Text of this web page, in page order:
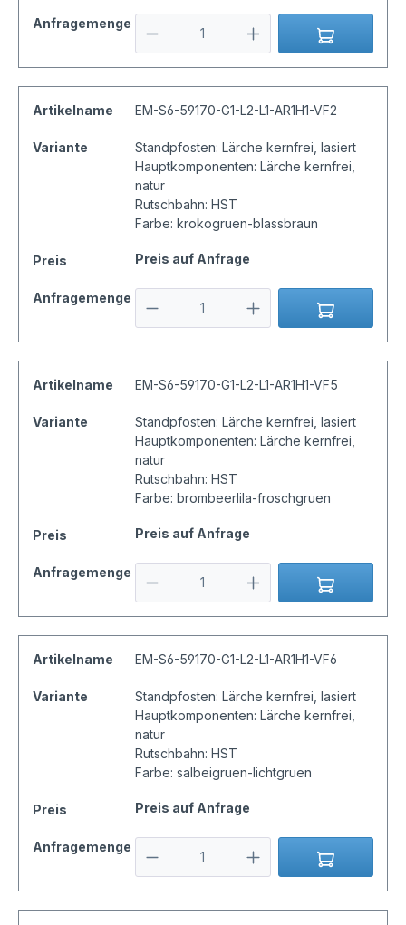
Anfragemenge
Artikelname EM-S6-59170-G1-L2-L1-AR1H1-VF2
Variante
Standpfosten: Lärche kernfrei, lasiert
Hauptkomponenten: Lärche kernfrei,
natur
Rutschbahn: HST
Farbe: krokogruen-blassbraun
Preis Preis auf Anfrage
Anfragemenge
Artikelname EM-S6-59170-G1-L2-L1-AR1H1-VF5
Variante
Standpfosten: Lärche kernfrei, lasiert
Hauptkomponenten: Lärche kernfrei,
natur
Rutschbahn: HST
Farbe: brombeerlila-froschgruen
Preis Preis auf Anfrage
Anfragemenge
Artikelname EM-S6-59170-G1-L2-L1-AR1H1-VF6
Variante
Standpfosten: Lärche kernfrei, lasiert
Hauptkomponenten: Lärche kernfrei,
natur
Rutschbahn: HST
Farbe: salbeigruen-lichtgruen
Preis Preis auf Anfrage
Anfragemenge